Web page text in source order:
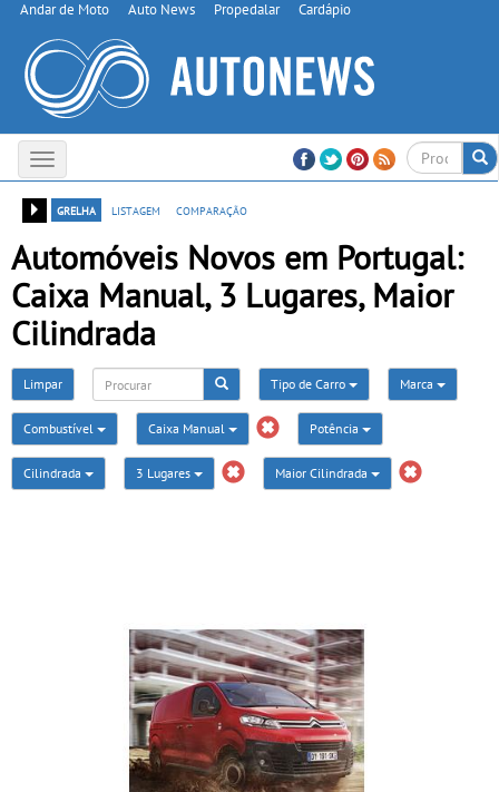
Andar de Moto Auto News Propedalar Cardápio
Toggle
navigation
grelha
listagem comparação
Automóveis Novos em Portugal:
Caixa Manual, 3 Lugares, Maior
Cilindrada
Limpar Tipo de Carro Marca
Combustível Caixa Manual Potência
Cilindrada 3 Lugares Maior Cilindrada